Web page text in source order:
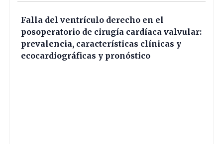
Falla del ventrículo derecho en el
posoperatorio de cirugía cardíaca valvular:
prevalencia, características clínicas y
ecocardiográficas y pronóstico